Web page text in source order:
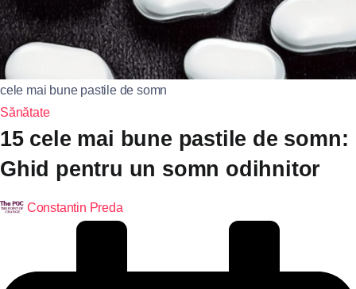
cele mai bune pastile de somn
Sănătate
15 cele mai bune pastile de somn:
Ghid pentru un somn odihnitor
Constantin Preda